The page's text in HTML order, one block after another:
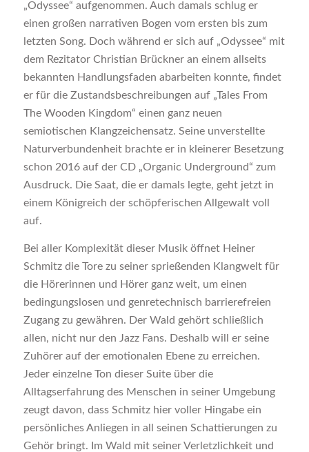
„Odyssee“ aufgenommen. Auch damals schlug er
einen großen narrativen Bogen vom ersten bis zum
letzten Song. Doch während er sich auf „Odyssee“ mit
dem Rezitator Christian Brückner an einem allseits
bekannten Handlungsfaden abarbeiten konnte, findet
er für die Zustandsbeschreibungen auf „Tales From
The Wooden Kingdom“ einen ganz neuen
semiotischen Klangzeichensatz. Seine unverstellte
Naturverbundenheit brachte er in kleinerer Besetzung
schon 2016 auf der CD „Organic Underground“ zum
Ausdruck. Die Saat, die er damals legte, geht jetzt in
einem Königreich der schöpferischen Allgewalt voll
auf.
Bei aller Komplexität dieser Musik öffnet Heiner
Schmitz die Tore zu seiner sprießenden Klangwelt für
die Hörerinnen und Hörer ganz weit, um einen
bedingungslosen und genretechnisch barrierefreien
Zugang zu gewähren. Der Wald gehört schließlich
allen, nicht nur den Jazz Fans. Deshalb will er seine
Zuhörer auf der emotionalen Ebene zu erreichen.
Jeder einzelne Ton dieser Suite über die
Alltagserfahrung des Menschen in seiner Umgebung
zeugt davon, dass Schmitz hier voller Hingabe ein
persönliches Anliegen in all seinen Schattierungen zu
Gehör bringt. Im Wald mit seiner Verletzlichkeit und